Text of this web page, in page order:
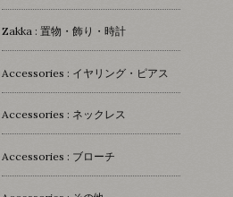
Zakka : 置物・飾り・時計
Accessories : イヤリング・ピアス
Accessories : ネックレス
Accessories : ブローチ